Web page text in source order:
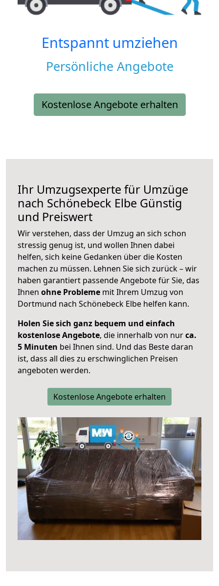
Entspannt umziehen
Persönliche Angebote
Kostenlose Angebote erhalten
Ihr Umzugsexperte für Umzüge
nach Schönebeck Elbe Günstig
und Preiswert
Wir verstehen, dass der Umzug an sich schon
stressig genug ist, und wollen Ihnen dabei
helfen, sich keine Gedanken über die Kosten
machen zu müssen. Lehnen Sie sich zurück – wir
haben garantiert passende Angebote für Sie, das
Ihnen ohne Probleme mit Ihrem Umzug von
Dortmund nach Schönebeck Elbe helfen kann.
Holen Sie sich ganz bequem und einfach
kostenlose Angebote, die innerhalb von nurca.
5 Minuten bei Ihnen sind. Und das Beste daran
ist, dass all dies zu erschwinglichen Preisen
angeboten werden.
Kostenlose Angebote erhalten